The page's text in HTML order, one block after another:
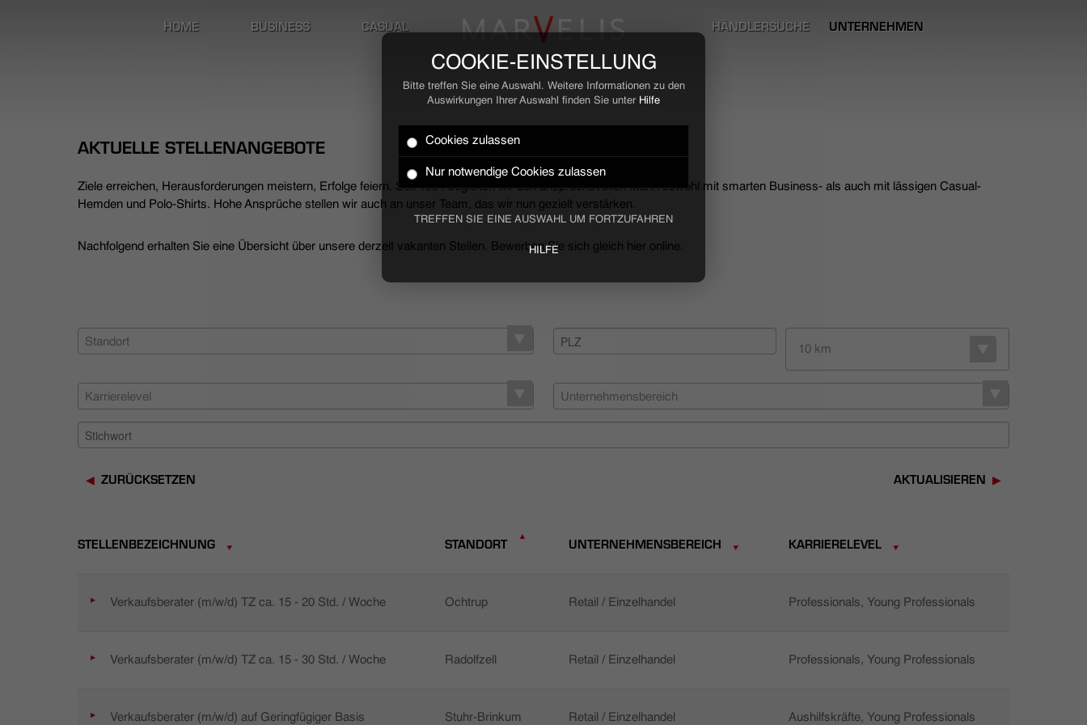
COOKIE-EINSTELLUNG
Bitte treffen Sie eine Auswahl. Weitere Informationen zu den
Auswirkungen Ihrer Auswahl finden Sie unter Hilfe
Cookies zulassen
Nur notwendige Cookies zulassen
TREFFEN SIE EINE AUSWAHL UM FORTZUFAHREN
HILFE
HOME BUSINESS CASUAL UNTERNEHMEN
HÄNDLERSUCHE
AKTUELLE STELLENANGEBOTE
Ziele erreichen, Herausforderungen meistern, Erfolge feiern. Seit 1994 begleiten wir den anspruchsvollen Mann sowohl mit smarten Business- als auch mit lässigen Casual-
Hemden und Polo-Shirts. Hohe Ansprüche stellen wir auch an unser Team, das wir nun gezielt verstärken.
Nachfolgend erhalten Sie eine Übersicht über unsere derzeit vakanten Stellen. Bewerben Sie sich gleich hier online.
Standort
10 km
Karrierelevel Unternehmensbereich
ZURÜCKSETZEN AKTUALISIEREN
STELLENBEZEICHNUNG STANDORT UNTERNEHMENSBEREICH KARRIERELEVEL
Verkaufsberater (m/w/d) TZ ca. 15 - 20 Std. / Woche Ochtrup Retail / Einzelhandel Professionals, Young Professionals
Verkaufsberater (m/w/d) TZ ca. 15 - 30 Std. / Woche Radolfzell Retail / Einzelhandel Professionals, Young Professionals
Verkaufsberater (m/w/d) auf Geringfügiger Basis Stuhr-Brinkum Retail / Einzelhandel Aushilfskräfte, Young Professionals